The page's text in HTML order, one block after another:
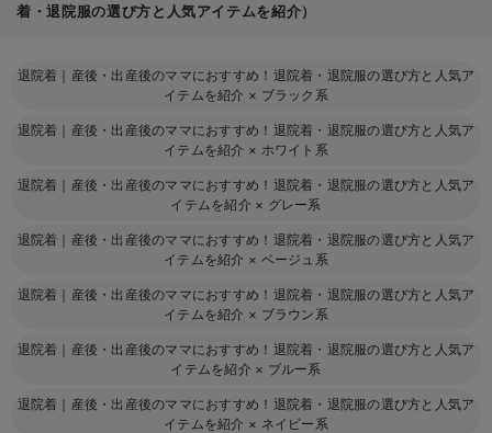
着・退院服の選び方と人気アイテムを紹介）
退院着｜産後・出産後のママにおすすめ！退院着・退院服の選び方と人気ア
イテムを紹介 × ブラック系
退院着｜産後・出産後のママにおすすめ！退院着・退院服の選び方と人気ア
イテムを紹介 × ホワイト系
退院着｜産後・出産後のママにおすすめ！退院着・退院服の選び方と人気ア
イテムを紹介 × グレー系
退院着｜産後・出産後のママにおすすめ！退院着・退院服の選び方と人気ア
イテムを紹介 × ベージュ系
退院着｜産後・出産後のママにおすすめ！退院着・退院服の選び方と人気ア
イテムを紹介 × ブラウン系
退院着｜産後・出産後のママにおすすめ！退院着・退院服の選び方と人気ア
イテムを紹介 × ブルー系
退院着｜産後・出産後のママにおすすめ！退院着・退院服の選び方と人気ア
イテムを紹介 × ネイビー系